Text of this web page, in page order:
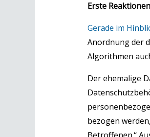
Erste Reaktionen
Gerade im
Anordnung der
Algorithmen
Der ehemalige
bezogen